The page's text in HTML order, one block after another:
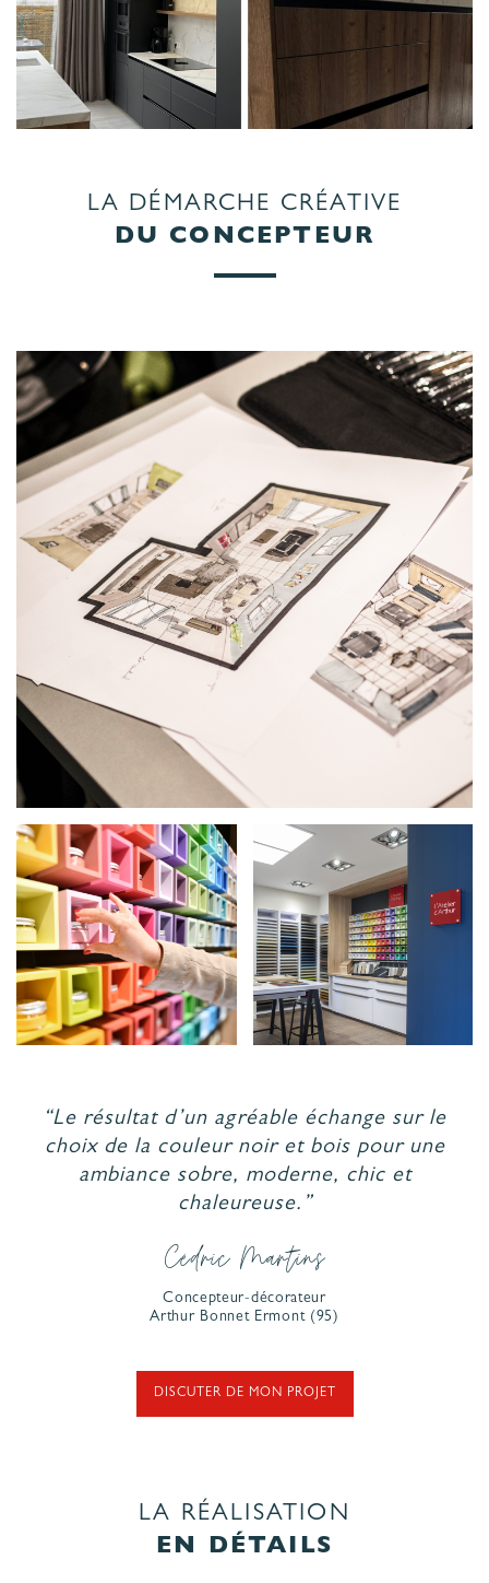
LA DÉMARCHE CRÉATIVE
DU CONCEPTEUR
“Le résultat d’un agréable échange sur le
choix de la couleur noir et bois pour une
ambiance sobre, moderne, chic et
chaleureuse.”
Cédric Martins
Concepteur-décorateur
Arthur Bonnet Ermont (95)
DISCUTER DE MON PROJET
LA RÉALISATION
EN DÉTAILS